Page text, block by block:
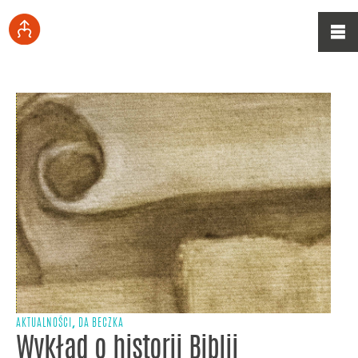
AKTUALNOŚCI , DA BECZKA
Wykład o historii Biblii